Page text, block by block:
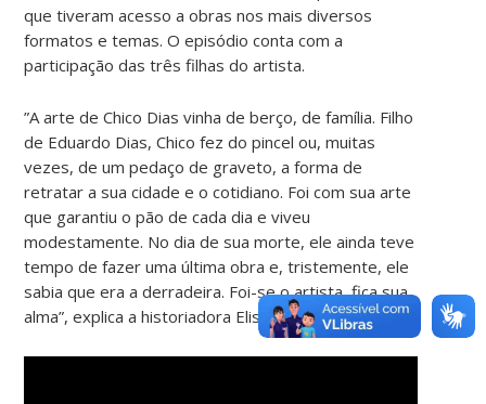
que tiveram acesso a obras nos mais diversos
formatos e temas. O episódio conta com a
participação das três filhas do artista.
​”A arte de Chico Dias vinha de berço, de família. Filho
de Eduardo Dias, Chico fez do pincel ou, muitas
vezes, de um pedaço de graveto, a forma de
retratar a sua cidade e o cotidiano. Foi com sua arte
que garantiu o pão de cada dia e viveu
modestamente. No dia de sua morte, ele ainda teve
tempo de fazer uma última obra e, tristemente, ele
sabia que era a derradeira. Foi-se o artista, fica sua
alma”, explica a historiadora Elisiana Trilha Castro.